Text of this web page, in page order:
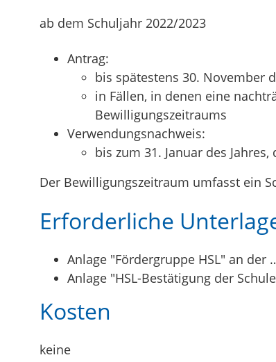
ab dem Schuljahr 2022/2023
Antrag:
bis spätestens 30. November
in Fällen, in denen eine
Bewilligungszeitraums
Verwendungsnachweis:
bis zum 31. Januar des
Der Bewilligungszeitraum umfasst ein
Erforderliche
Anlage "Fördergruppe HSL" an der
Anlage "HSL-Bestätigung der
Kosten
keine